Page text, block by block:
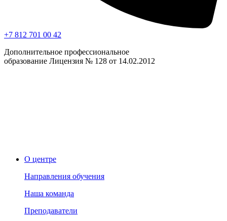
+7 812 701 00 42
Дополнительное профессиональное
образование Лицензия № 128 от 14.02.2012
О центре
Направления обучения
Наша команда
Преподаватели